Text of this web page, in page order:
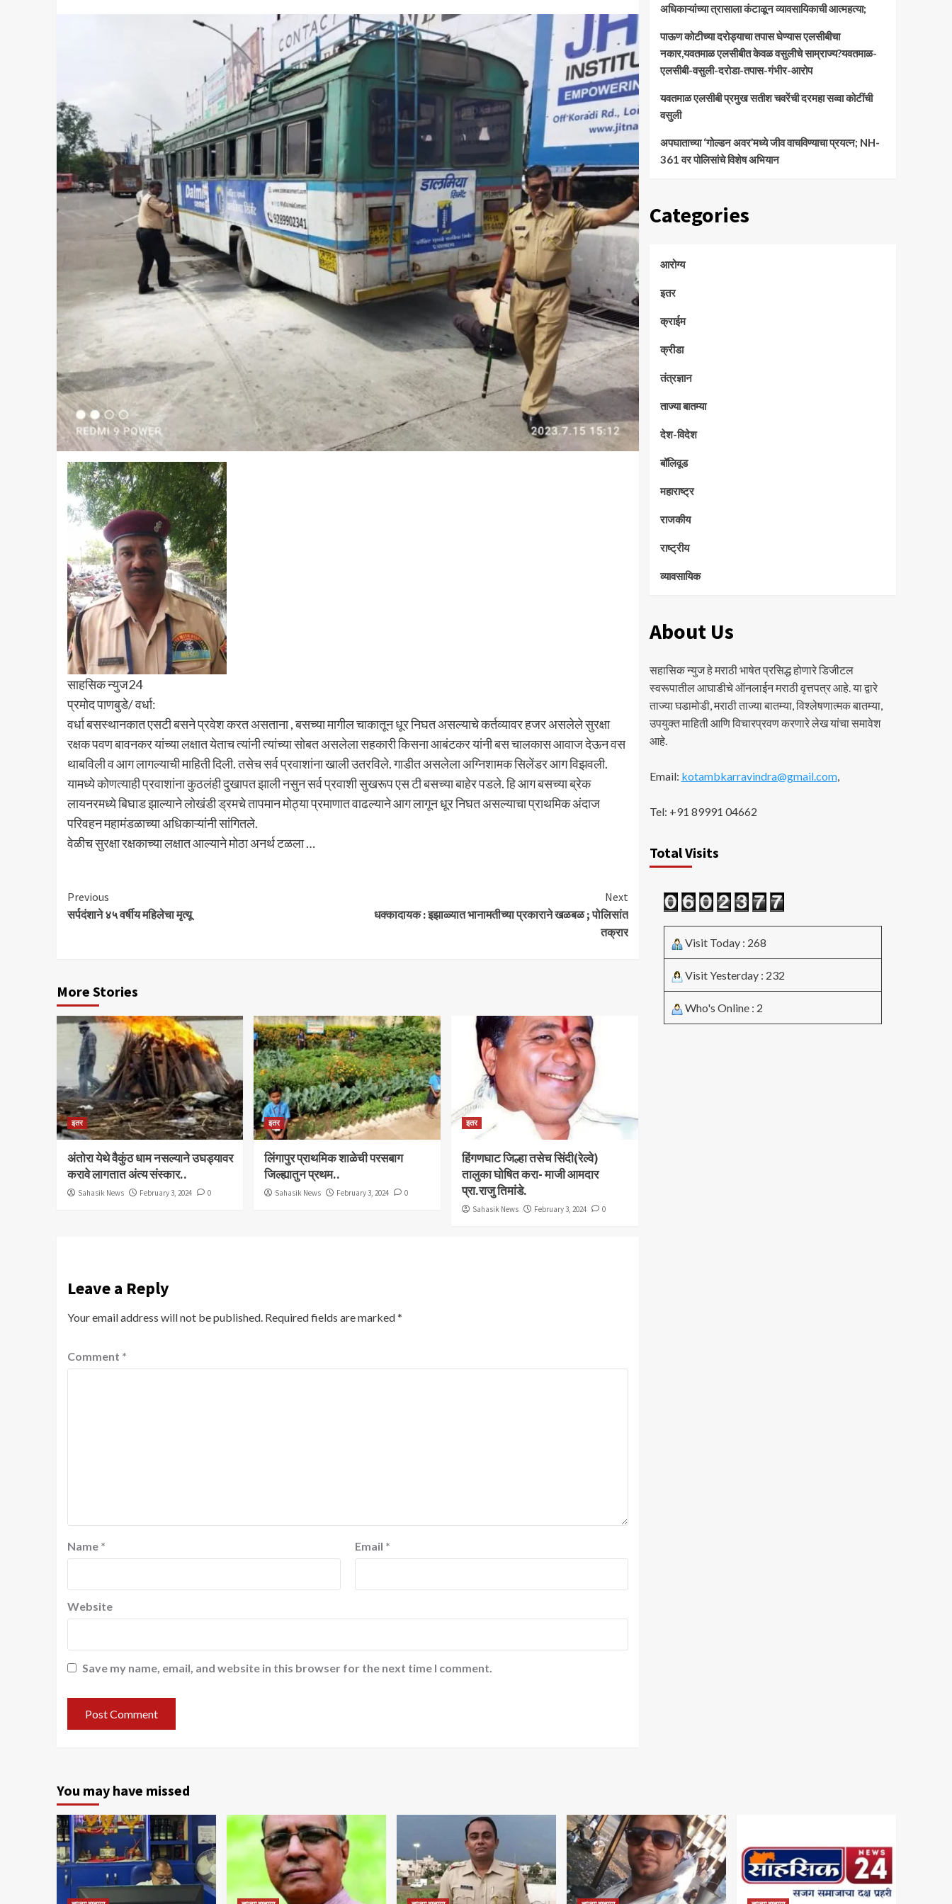
साहसिक न्युज24
प्रमोद पाणबुडे/ वर्धा:
वर्धा बसस्थानकात एसटी बसने प्रवेश करत असताना , बसच्या मागील चाकातून धूर निघत असल्याचे कर्तव्यावर हजर असलेले सुरक्षा
रक्षक पवण बावनकर यांच्या लक्षात येताच त्यांनी त्यांच्या सोबत असलेला सहकारी किसना आबंटकर यांनी बस चालकास आवाज देऊन वस
थाबविली व आग लागल्याची माहिती दिली. तसेच सर्व प्रवाशांना खाली उतरविले. गाडीत असलेला अग्निशामक सिलेंडर आग विझवली.
यामध्ये कोणत्याही प्रवाशांना कुठलंही दुखापत झाली नसुन सर्व प्रवाशी सुखरूप एस टी बसच्या बाहेर पडले. हि आग बसच्या ब्रेक
लायनरमध्ये बिघाड झाल्याने लोखंडी ड्रमचे तापमान मोठ्या प्रमाणात वाढल्याने आग लागून धूर निघत असल्याचा प्राथमिक अंदाज
परिवहन महामंडळाच्या अधिकाऱ्यांनी सांगितले.
वेळीच सुरक्षा रक्षकाच्या लक्षात आल्याने मोठा अनर्थ टळला …
Continue
Reading
Previous
सर्पदंशाने ४५ वर्षीय महिलेचा मृत्यू
Next
धक्कादायक : इझाळ्यात भानामतीच्या प्रकाराने खळबळ ; पोलिसांत
तक्रार
More Stories
इतर
अंतोरा येथे वैकुंठ धाम नसल्याने उघड्यावर
करावे लागतात अंत्य संस्कार..
Sahasik News February 3, 2024 0
इतर
लिंगापुर प्राथमिक शाळेची परसबाग
जिल्ह्यातुन प्रथम..
Sahasik News February 3, 2024 0
इतर
हिंगणघाट जिल्हा तसेच सिंदी(रेल्वे)
तालुका घोषित करा- माजी आमदार
प्रा.राजु तिमांडे.
Sahasik News February 3, 2024 0
Leave a Reply
Your email address will not be published. Required fields are marked*
Comment *
Name * Email *
Website
Save my name, email, and website in this browser for the next time I comment.
अधिकाऱ्यांच्या त्रासाला कंटाळून व्यावसायिकाची आत्महत्या;
पाऊण कोटीच्या दरोड्याचा तपास घेण्यास एलसीबीचा
नकार,यवतमाळ एलसीबीत केवळ वसुलीचे साम्राज्य?यवतमाळ-
एलसीबी-वसुली-दरोडा-तपास-गंभीर-आरोप
यवतमाळ एलसीबी प्रमुख सतीश चवरेंची दरमहा सव्वा कोटींची
वसुली
अपघाताच्या ‘गोल्डन अवर’मध्ये जीव वाचविण्याचा प्रयत्न; NH-
361 वर पोलिसांचे विशेष अभियान
Categories
आरोग्य
इतर
क्राईम
क्रीडा
तंत्रज्ञान
ताज्या बातम्या
देश-विदेश
बॉलिवूड
महाराष्ट्र
राजकीय
राष्ट्रीय
व्यावसायिक
About Us
सहासिक न्युज हे मराठी भाषेत प्रसिद्ध होणारे डिजीटल
स्वरूपातील आघाडीचे ऑनलाईन मराठी वृत्तपत्र आहे. या द्वारे
ताज्या घडामोडी, मराठी ताज्या बातम्या, विश्लेषणात्मक बातम्या,
उपयुक्त माहिती आणि विचारप्रवण करणारे लेख यांचा समावेश
आहे.
Email: kotambkarravindra@gmail.com,
Tel: +91 89991 04662
Total Visits
Visit Today : 268
Visit Yesterday : 232
Who's Online : 2
You may have missed